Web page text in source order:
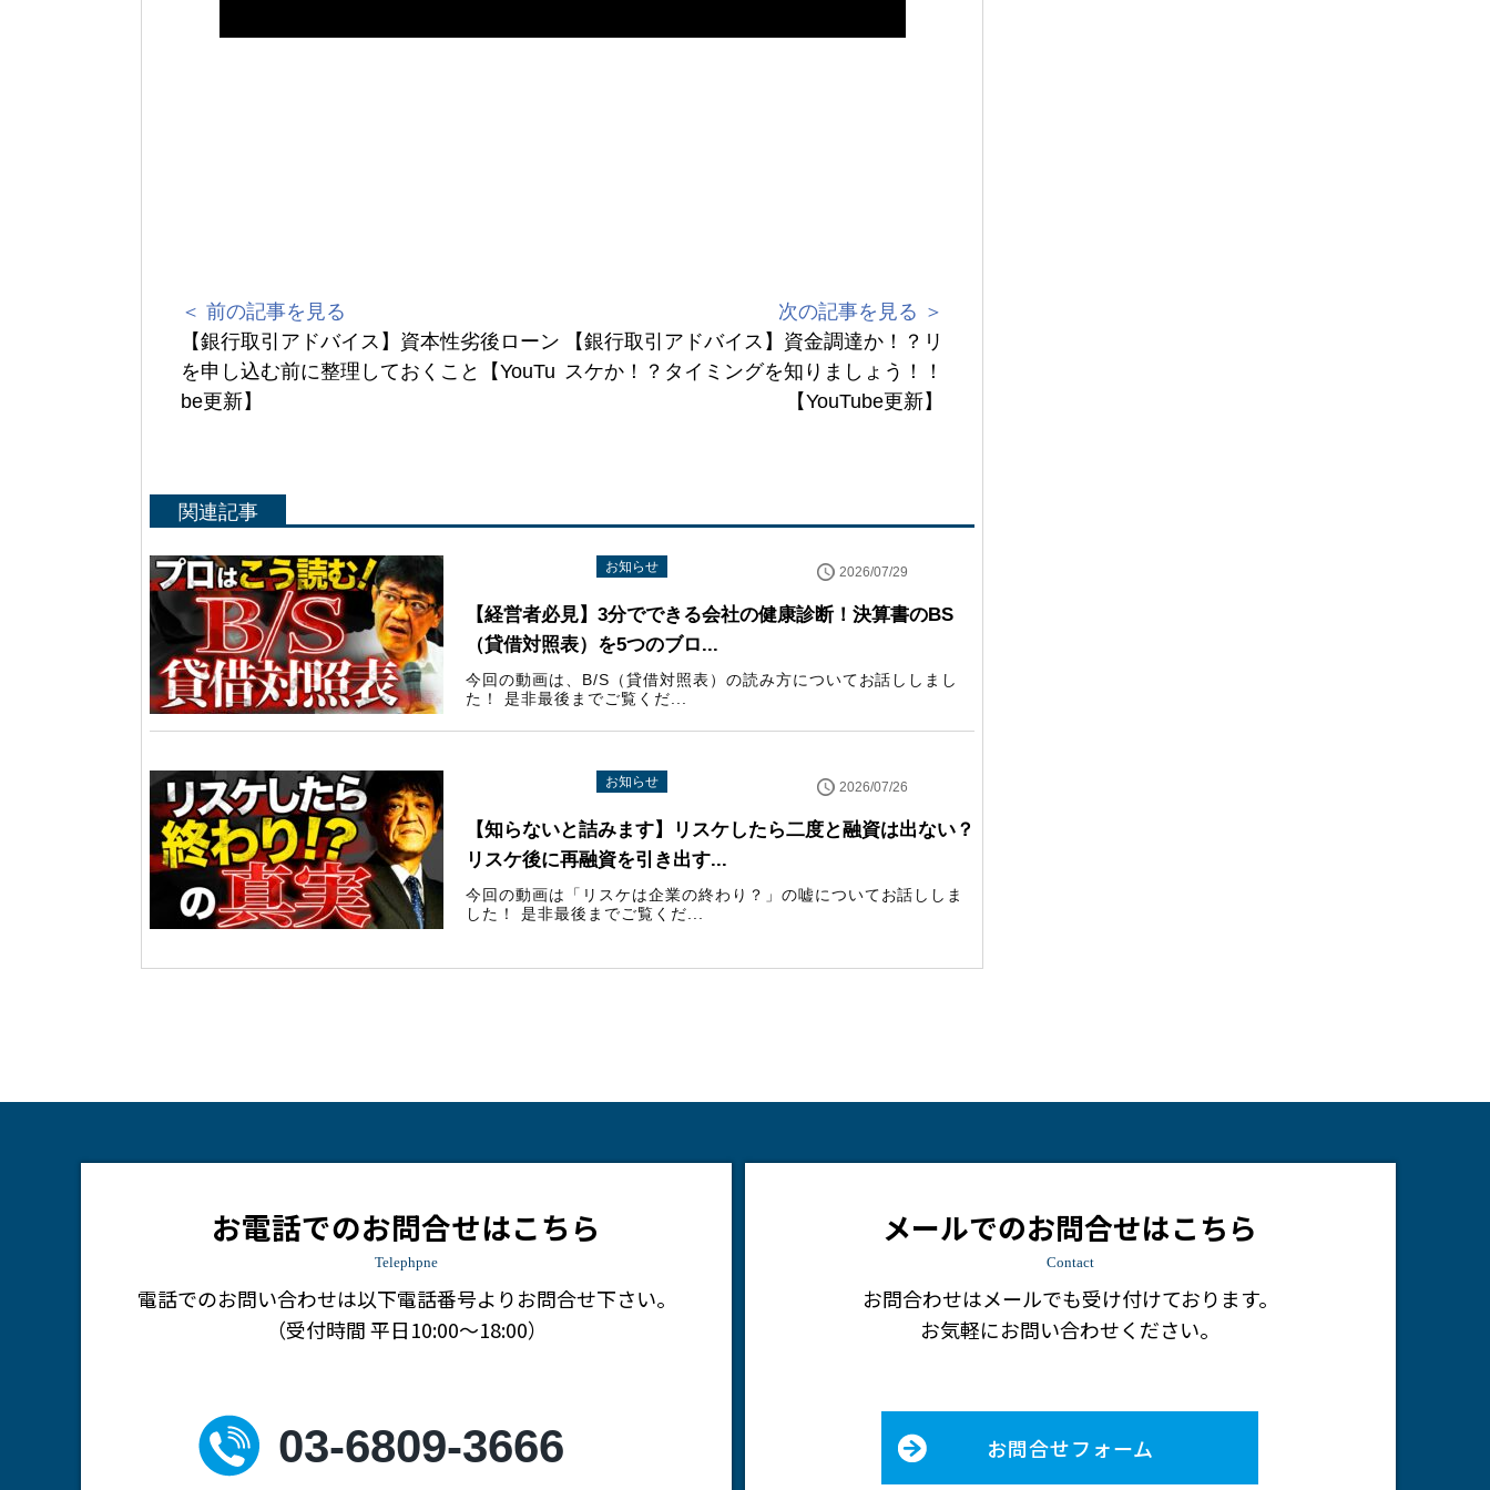
＜ 前の記事を見る
【銀行取引アドバイス】資本性劣後ローン
を申し込む前に整理しておくこと【YouTu
be更新】
次の記事を見る ＞
【銀行取引アドバイス】資金調達か！？リ
スケか！？タイミングを知りましょう！！
【YouTube更新】
関連記事
お知らせ 2026/07/29
【経営者必見】3分でできる会社の健康診断！決算書のBS
（貸借対照表）を5つのブロ...
今回の動画は、B/S（貸借対照表）の読み方についてお話ししまし
た！ 是非最後までご覧くだ...
お知らせ 2026/07/26
【知らないと詰みます】リスケしたら二度と融資は出ない？
リスケ後に再融資を引き出す...
今回の動画は「リスケは企業の終わり？」の嘘についてお話ししま
した！ 是非最後までご覧くだ...
お電話でのお問合せはこちら
Telephpne
電話でのお問い合わせは以下電話番号よりお問合せ下さい。
（受付時間 平日10:00～18:00）
03-6809-3666
メールでのお問合せはこちら
Contact
お問合わせはメールでも受け付けております。
お気軽にお問い合わせください。
お問合せフォーム